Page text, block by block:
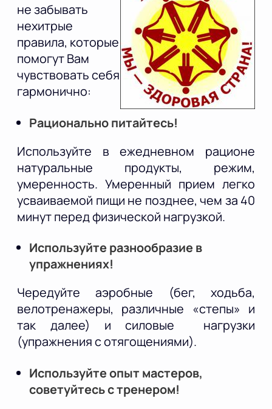
не забывать
нехитрые
правила, которые
помогут Вам
чувствовать себя
гармонично:
Рационально питайтесь!
Используйте в ежедневном рационе
натуральные продукты, режим,
умеренность. Умеренный прием легко
усваиваемой пищи не позднее, чем за 40
минут перед физической нагрузкой.
Используйте разнообразие в
упражнениях!
Чередуйте аэробные (бег, ходьба,
велотренажеры, различные «степы» и
так далее) и силовые нагрузки
(упражнения с отягощениями).
Используйте опыт мастеров,
советуйтесь с тренером!